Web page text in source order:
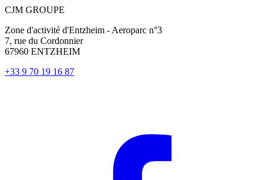
CJM GROUPE
Zone d'activité d'Entzheim - Aeroparc n°3
7, rue du Cordonnier
67960 ENTZHEIM
+33 9 70 19 16 87